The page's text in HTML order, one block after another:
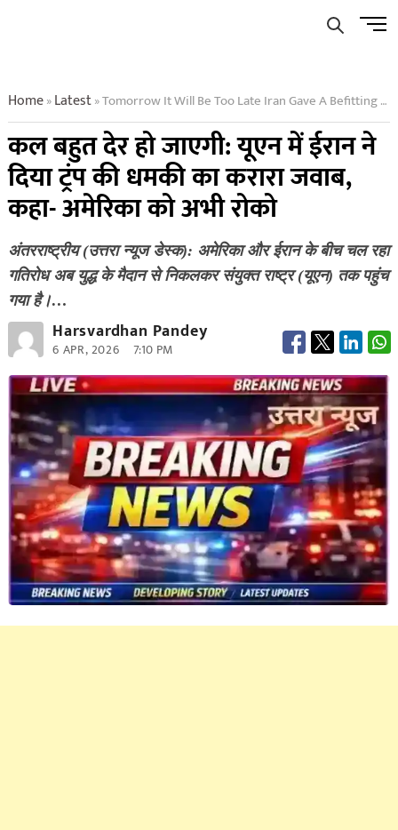
Menu
Home»Latest»Tomorrow It Will Be Too Late Iran Gave A Befitting Reply To Trumps Threat In Un Said Stop America Now
कल बहुत देर हो जाएगी: यूएन में ईरान ने
दिया ट्रंप की धमकी का करारा जवाब,
कहा- अमेरिका को अभी रोको
अंतरराष्ट्रीय (उत्तरा न्यूज डेस्क): अमेरिका और ईरान के बीच चल रहा
गतिरोध अब युद्ध के मैदान से निकलकर संयुक्त राष्ट्र (यूएन) तक पहुंच
गया है।…
Harsvardhan Pandey
6 APR, 2026 7:10 PM